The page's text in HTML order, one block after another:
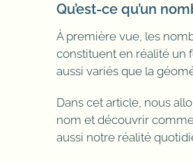
Qu’est-ce qu’un
À première vue, les
constituent en réalité un
aussi variés que la
Dans cet article, nous
nom et découvrir
aussi notre réalité